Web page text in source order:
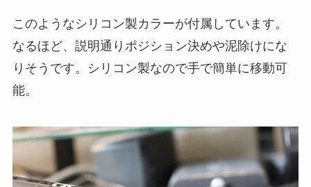
このようなシリコン製カラーが付属しています。
なるほど、説明通りポジション決めや泥除けにな
りそうです。シリコン製なので手で簡単に移動可
能。